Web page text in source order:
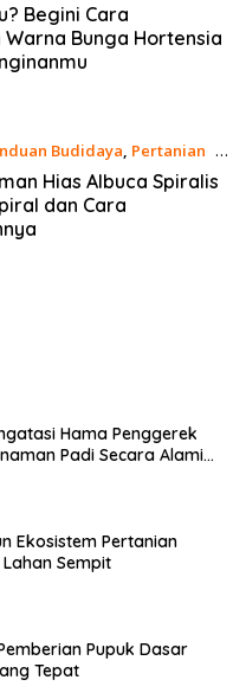
Begini Cara
Warna Bunga Hortensia
Budidaya, Pertanian 3
Hias Albuca Spiralis
dan Cara
Hama Penggerek
Padi Secara Alami
Ekosistem Pertanian
Sempit
Pupuk Dasar
Tepat